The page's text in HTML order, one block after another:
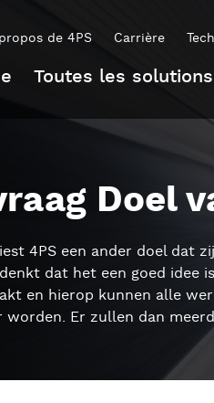
de 4PS Carrière
Toutes les solutions
Doel
4PS een ander doel dat
dat het een goed idee
en hierop kunnen alle
worden. Er zullen dan